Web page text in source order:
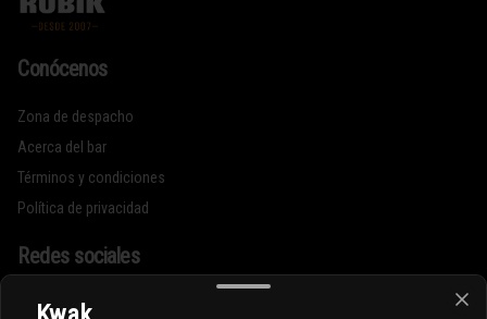
Conócenos
Zona de despacho
Acerca del bar
Términos y condiciones
Política de privacidad
Redes sociales
Instagram